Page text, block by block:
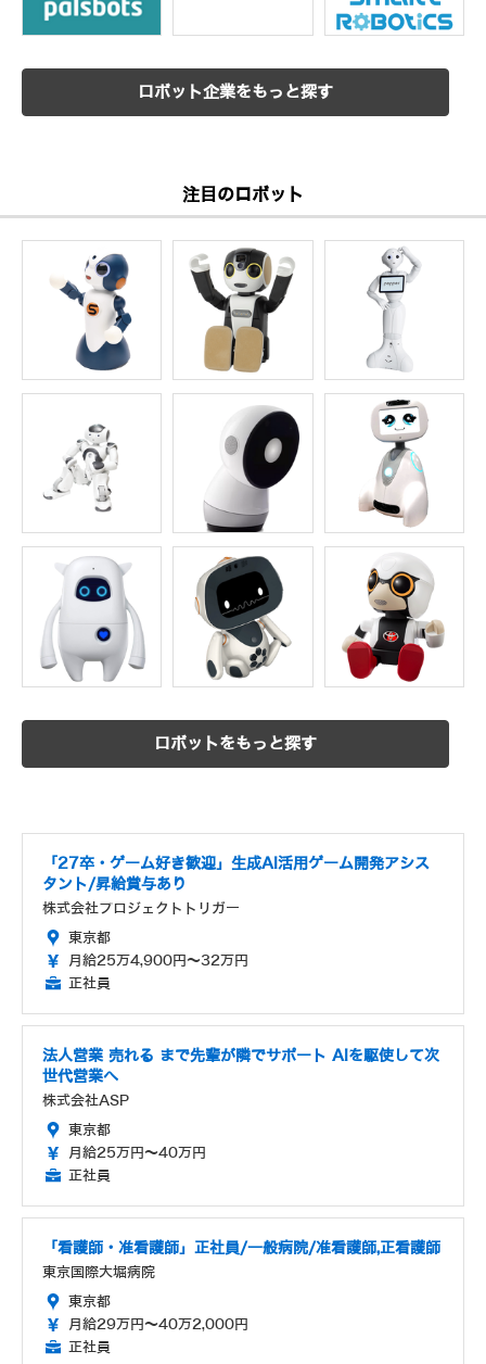
ロボット企業をもっと探す
注目のロボット
ロボットをもっと探す
「27卒・ゲーム好き歓迎」生成AI活用ゲーム開発アシス
タント/昇給賞与あり
株式会社プロジェクトトリガー
東京都
月給25万4,900円～32万円
正社員
法人営業 売れる まで先輩が隣でサポート AIを駆使して次
世代営業へ
株式会社ASP
東京都
月給25万円～40万円
正社員
「看護師・准看護師」正社員/一般病院/准看護師,正看護師
東京国際大堀病院
東京都
月給29万円～40万2,000円
正社員